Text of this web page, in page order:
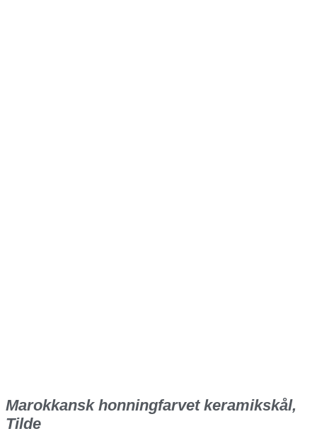
Marokkansk honningfarvet keramikskål,
Tilde